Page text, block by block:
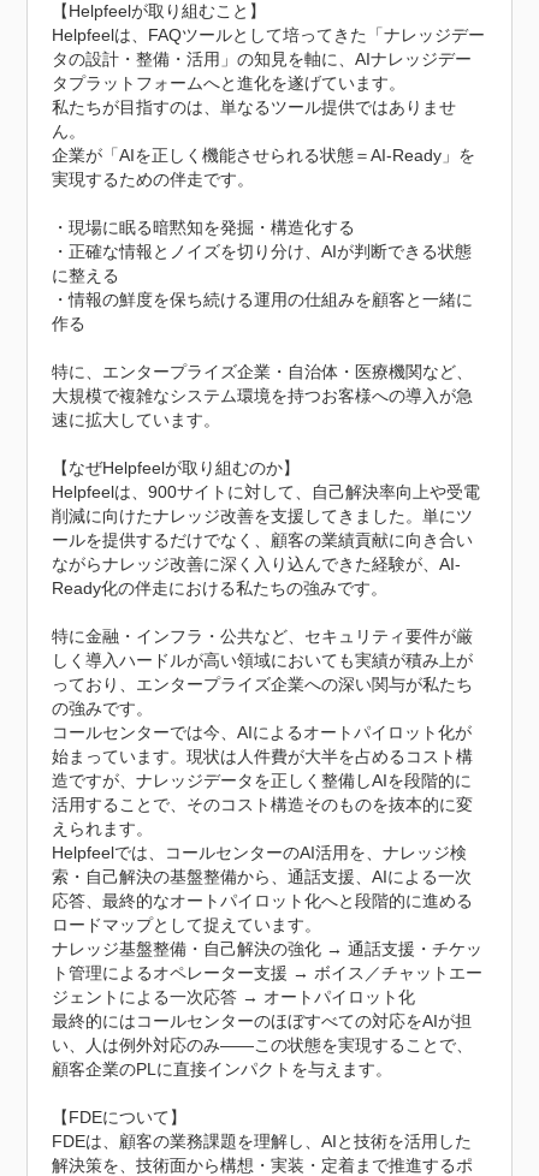
【Helpfeelが取り組むこと】
Helpfeelは、FAQツールとして培ってきた「ナレッジデー
タの設計・整備・活用」の知見を軸に、AIナレッジデー
タプラットフォームへと進化を遂げています。
私たちが目指すのは、単なるツール提供ではありませ
ん。
企業が「AIを正しく機能させられる状態＝AI-Ready」を
実現するための伴走です。
・現場に眠る暗黙知を発掘・構造化する
・正確な情報とノイズを切り分け、AIが判断できる状態
に整える
・情報の鮮度を保ち続ける運用の仕組みを顧客と一緒に
作る
特に、エンタープライズ企業・自治体・医療機関など、
大規模で複雑なシステム環境を持つお客様への導入が急
速に拡大しています。
【なぜHelpfeelが取り組むのか】
Helpfeelは、900サイトに対して、自己解決率向上や受電
削減に向けたナレッジ改善を支援してきました。単にツ
ールを提供するだけでなく、顧客の業績貢献に向き合い
ながらナレッジ改善に深く入り込んできた経験が、AI-
Ready化の伴走における私たちの強みです。
特に金融・インフラ・公共など、セキュリティ要件が厳
しく導入ハードルが高い領域においても実績が積み上が
っており、エンタープライズ企業への深い関与が私たち
の強みです。
コールセンターでは今、AIによるオートパイロット化が
始まっています。現状は人件費が大半を占めるコスト構
造ですが、ナレッジデータを正しく整備しAIを段階的に
活用することで、そのコスト構造そのものを抜本的に変
えられます。
Helpfeelでは、コールセンターのAI活用を、ナレッジ検
索・自己解決の基盤整備から、通話支援、AIによる一次
応答、最終的なオートパイロット化へと段階的に進める
ロードマップとして捉えています。
ナレッジ基盤整備・自己解決の強化 → 通話支援・チケッ
ト管理によるオペレーター支援 → ボイス／チャットエー
ジェントによる一次応答 → オートパイロット化
最終的にはコールセンターのほぼすべての対応をAIが担
い、人は例外対応のみ——この状態を実現することで、
顧客企業のPLに直接インパクトを与えます。
【FDEについて】
FDEは、顧客の業務課題を理解し、AIと技術を活用した
解決策を、技術面から構想・実装・定着まで推進するポ